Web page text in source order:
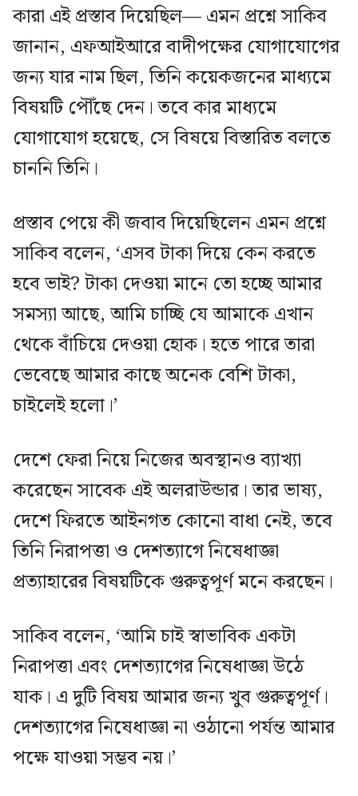
কারা এই প্রস্তাব দিয়েছিল— এমন প্রশ্নে সাকিব
জানান, এফআইআরে বাদীপক্ষের যোগাযোগের
জন্য যার নাম ছিল, তিনি কয়েকজনের মাধ্যমে
বিষয়টি পৌঁছে দেন। তবে কার মাধ্যমে
যোগাযোগ হয়েছে, সে বিষয়ে বিস্তারিত বলতে
চাননি তিনি।
প্রস্তাব পেয়ে কী জবাব দিয়েছিলেন এমন প্রশ্নে
সাকিব বলেন, ‘এসব টাকা দিয়ে কেন করতে
হবে ভাই? টাকা দেওয়া মানে তো হচ্ছে আমার
সমস্যা আছে, আমি চাচ্ছি যে আমাকে এখান
থেকে বাঁচিয়ে দেওয়া হোক। হতে পারে তারা
ভেবেছে আমার কাছে অনেক বেশি টাকা,
চাইলেই হলো।’
দেশে ফেরা নিয়ে নিজের অবস্থানও ব্যাখ্যা
করেছেন সাবেক এই অলরাউন্ডার। তার ভাষ্য,
দেশে ফিরতে আইনগত কোনো বাধা নেই, তবে
তিনি নিরাপত্তা ও দেশত্যাগে নিষেধাজ্ঞা
প্রত্যাহারের বিষয়টিকে গুরুত্বপূর্ণ মনে করছেন।
সাকিব বলেন, ‘আমি চাই স্বাভাবিক একটা
নিরাপত্তা এবং দেশত্যাগের নিষেধাজ্ঞা উঠে
যাক। এ দুটি বিষয় আমার জন্য খুব গুরুত্বপূর্ণ।
দেশত্যাগের নিষেধাজ্ঞা না ওঠানো পর্যন্ত আমার
পক্ষে যাওয়া সম্ভব নয়।’